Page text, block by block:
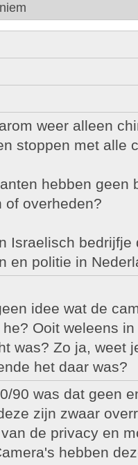
weer alleen
stoppen met alle
hebben geen
of overheden?
Israelisch bedrijfje
en politie in
idee wat de
Ooit weleens
was? Zo ja, weet
het daar was?
90 was dat geen
zijn zwaar
de privacy en
hebben